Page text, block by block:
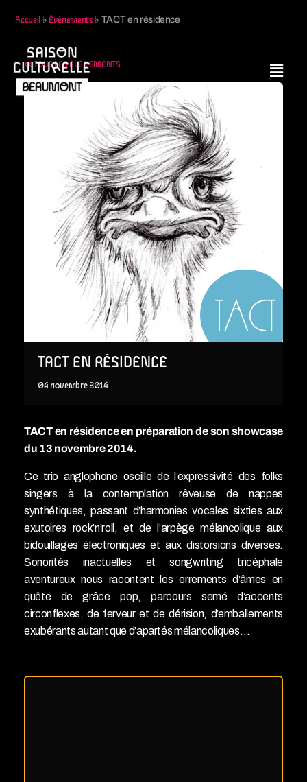
Accueil ♭ Évènements♭ TACT en résidence
<< TOUS LES ÉVÈNEMENTS
TACT EN RÉSIDENCE
04 novembre2014
TACT en résidence en préparation de son showcase
du 13 novembre 2014.
Ce trio anglophone oscille de l’expressivité des folks
singers à la contemplation rêveuse de nappes
synthétiques, passant d’harmonies vocales sixties aux
exutoires rock’n’roll, et de l’arpège mélancolique aux
bidouillages électroniques et aux distorsions diverses.
Sonorités inactuelles et songwriting tricéphale
aventureux nous racontent les errements d’âmes en
quête de grâce pop, parcours semé d’accents
circonflexes, de ferveur et de dérision, d’emballements
exubérants autant que d’apartés mélancoliques…